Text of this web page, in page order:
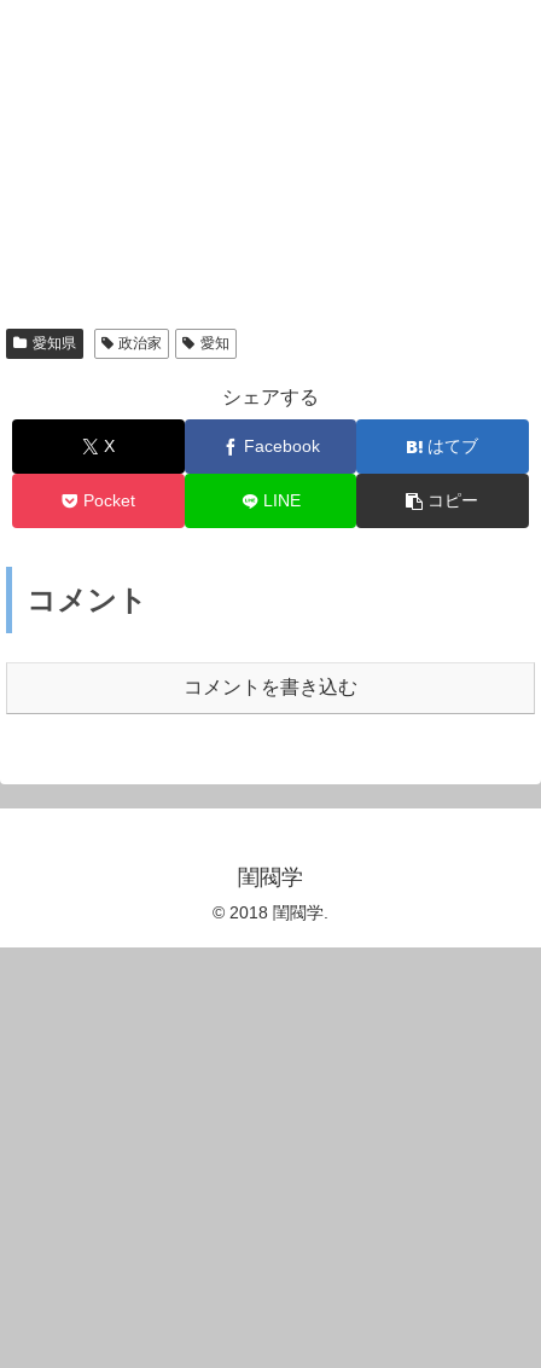
愛知県 政治家 愛知
シェアする
X Facebook はてブ
Pocket LINE コピー
コメント
コメントを書き込む
閨閥学
© 2018 閨閥学.